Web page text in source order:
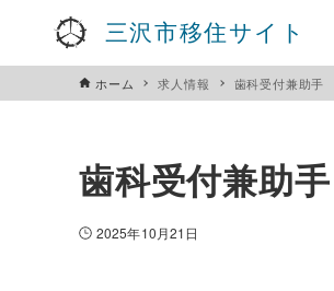
三沢市移住サイト
ホーム 求人情報 歯科受付兼助手
歯科受付兼助手
2025年10月21日